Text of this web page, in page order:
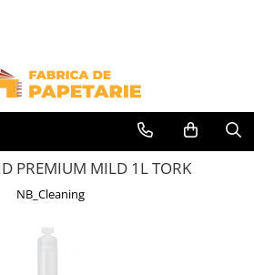
cartoane
PREMIUM MILD 1L TORK
NB_Cleaning